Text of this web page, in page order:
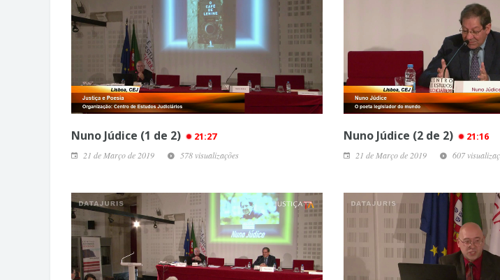
Nuno Júdice (1 de 2) 21:27
21 de Março de 2019 578 visualizações
Nuno Júdice (2 de 2) 21:16
21 de Março de 2019 607